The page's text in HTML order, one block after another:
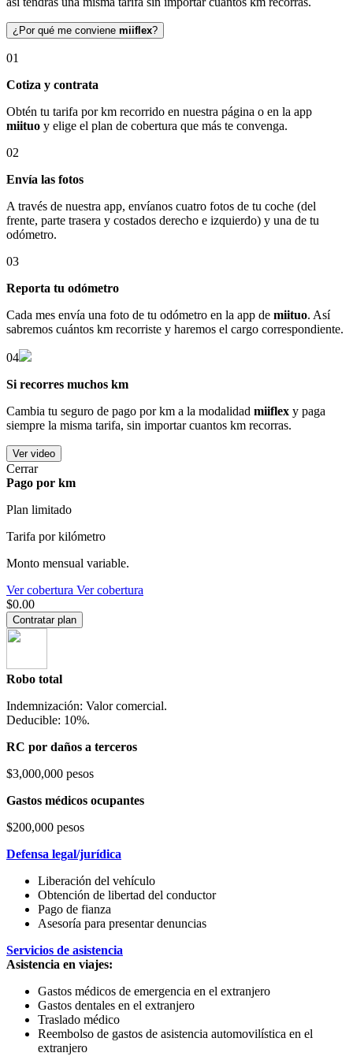
¿Por qué me conviene miiflex?
01
Cotiza y contrata
Obtén tu tarifa por km recorrido en nuestra página o en la app
miituo y elige el plan de cobertura que más te convenga.
02
Envía las fotos
A través de nuestra app, envíanos cuatro fotos de tu coche (del
frente, parte trasera y costados derecho e izquierdo) y una de tu
odómetro.
03
Reporta tu odómetro
Cada mes envía una foto de tu odómetro en la app de miituo. Así
sabremos cuántos km recorriste y haremos el cargo correspondiente.
04
Si recorres muchos km
Cambia tu seguro de pago por km a la modalidad miiflex y paga
siempre la misma tarifa, sin importar cuantos km recorras.
Ver video
Cerrar
Pago por km
Plan limitado
Tarifa por kilómetro
Monto mensual variable.
Ver cobertura Ver cobertura
$0.00
Contratar plan
Robo total
Indemnización: Valor comercial.
Deducible: 10%.
RC por daños a terceros
$3,000,000 pesos
Gastos médicos ocupantes
$200,000 pesos
Defensa legal/jurídica
Liberación del vehículo
Obtención de libertad del conductor
Pago de fianza
Asesoría para presentar denuncias
Servicios de asistencia
Asistencia en viajes:
Gastos médicos de emergencia en el extranjero
Gastos dentales en el extranjero
Traslado médico
Reembolso de gastos de asistencia automovilística en el
extranjero